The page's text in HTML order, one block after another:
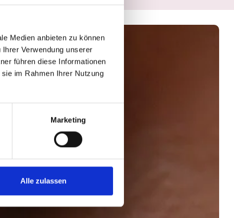
Medien anbieten zu können
Verwendung unserer
führen diese Informationen
im Rahmen Ihrer Nutzung
Marketing
Alle zulassen